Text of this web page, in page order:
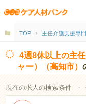
TOP 主任介護支援専
4週8休以上の主
ャー）（高知市）
現在の求人の検索条件